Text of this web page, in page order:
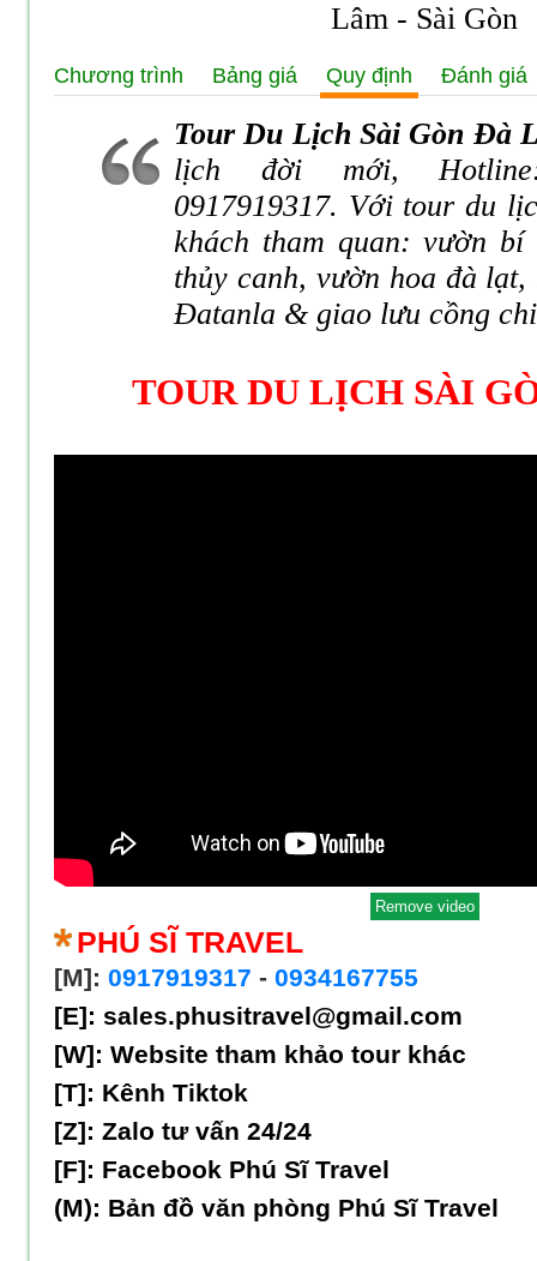
Lâm - Sài Gòn
Chương trình Bảng giá Quy định Đánh giá
Tour Du Lịch Sài Gòn Đà
lịch đời mới,
0917919317. Với tour du
khách tham quan: vườn
thủy canh, vườn hoa đà
Đatanla & giao lưu cồng
TOUR DU LỊCH SÀI
PHÚ SĨ TRAVEL
[M]: 0917919317 - 0934167755
[E]: sales.phusitravel@gmail.com
[W]: Website tham khảo tour khác
[T]: Kênh Tiktok
[Z]: Zalo tư vấn 24/24
[F]: Facebook Phú Sĩ Travel
(M): Bản đồ văn phòng Phú Sĩ Travel